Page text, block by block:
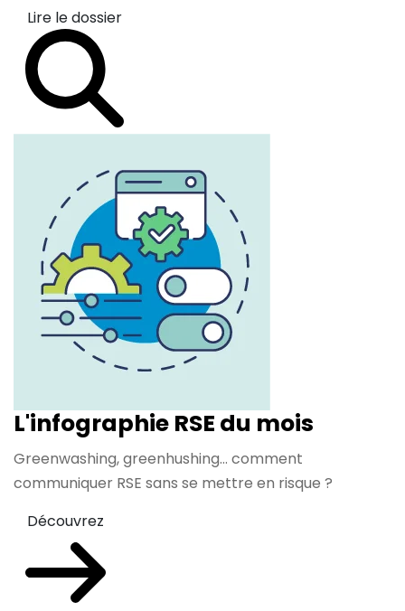
Lire le dossier
L'infographie RSE du mois
Greenwashing, greenhushing… comment
communiquer RSE sans se mettre en risque ?
Découvrez